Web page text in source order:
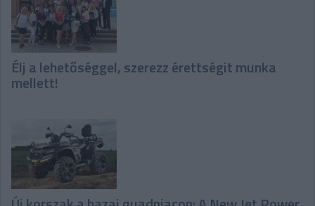
Élj a lehetőséggel, szerezz érettségit munka
mellett!